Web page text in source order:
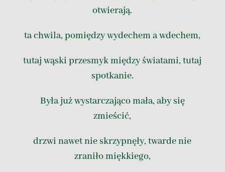
otwierają.
ta chwila, pomiędzy wydechem a wdechem,
tutaj wąski przesmyk między światami, tutaj
spotkanie.
Była już wystarczająco mała, aby się
zmieścić,
drzwi nawet nie skrzypnęły, twarde nie
zraniło miękkiego,